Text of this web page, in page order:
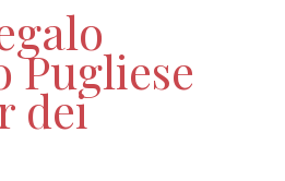
Pugliese
dei